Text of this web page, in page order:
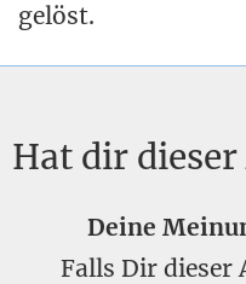
gelöst.
Hat dir
Deine
Falls Dir dieser